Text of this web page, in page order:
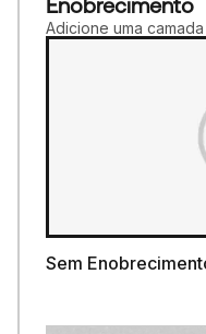
Adicione uma
Sem